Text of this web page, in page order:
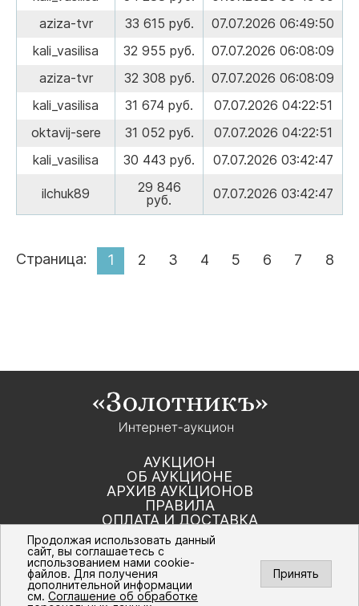
aziza-tvr
33 615 руб.
07.07.2026 06:49:50
kali_vasilisa
32 955 руб.
07.07.2026 06:08:09
aziza-tvr
32 308 руб.
07.07.2026 06:08:09
kali_vasilisa
31 674 руб.
07.07.2026 04:22:51
oktavij-sere
31 052 руб.
07.07.2026 04:22:51
kali_vasilisa
30 443 руб. 07.07.2026 03:42:47
ilchuk89
29 846
руб.
07.07.2026 03:42:47
Страница: 1 2 3 4 5 6 7 8
АУКЦИОН
ОБ АУКЦИОНЕ
АРХИВ АУКЦИОНОВ
ПРАВИЛА
ОПЛАТА И ДОСТАВКА
КОНТАКТЫ
Политика компании в отношении обработки
персональных данных
© Интернет-аукцион «Золотник». Все
права защищены. 2016 – 2026 г.
Продолжая использовать данный
сайт, вы соглашаетесь с
использованием нами cookie-
файлов. Для получения
дополнительной информации
см.Соглашение об обработке
Принять